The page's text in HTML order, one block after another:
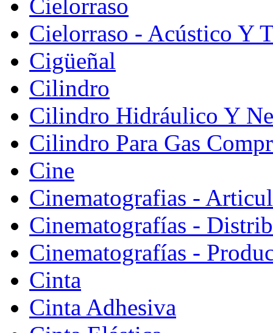
Cielorraso
Cielorraso - Acústico Y
Cigüeñal
Cilindro
Cilindro Hidráulico Y
Cilindro Para Gas
Cine
Cinematografias -
Cinematografías -
Cinematografías -
Cinta
Cinta Adhesiva